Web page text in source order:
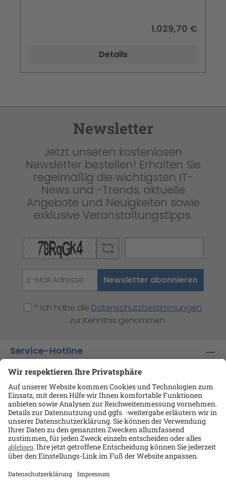
1.029,70 €
Details
Newsletter
Jetzt unseren kostenlosen
Newsletter bestellen! Erhalten Sie
regelmäßig die wichtigsten IT-
News und -Trends, aktuelle
Angebote und Neuigkeiten sowie
exklusive Veranstaltungstipps.
Newsletter abonnieren
* Ich habe die Datenschutzbestimmungen
zur Kenntnis genommen.
Service-Hotline
Shop-Service
Informationen
Ansprechpartner
Kontakt